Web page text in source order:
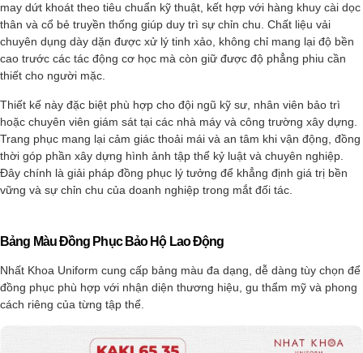
may dứt khoát theo tiêu chuẩn kỹ thuật, kết hợp với hàng khuy cài dọc
thân và cổ bẻ truyền thống giúp duy trì sự chỉn chu. Chất liệu vải
chuyên dụng dày dặn được xử lý tinh xảo, không chỉ mang lại độ bền
cao trước các tác động cơ học mà còn giữ được độ phẳng phiu cần
thiết cho người mặc.
Thiết kế này đặc biệt phù hợp cho đội ngũ kỹ sư, nhân viên bảo trì
hoặc chuyên viên giám sát tại các nhà máy và công trường xây dựng.
Trang phục mang lại cảm giác thoải mái và an tâm khi vận động, đồng
thời góp phần xây dựng hình ảnh tập thể kỷ luật và chuyên nghiệp.
Đây chính là giải pháp đồng phục lý tưởng để khẳng định giá trị bền
vững và sự chỉn chu của doanh nghiệp trong mắt đối tác.
Bảng Màu Đồng Phục Bảo Hộ Lao Động
Nhất Khoa Uniform cung cấp bảng màu đa dạng, dễ dàng tùy chọn để
đồng phục phù hợp với nhận diện thương hiệu, gu thẩm mỹ và phong
cách riêng của từng tập thể.